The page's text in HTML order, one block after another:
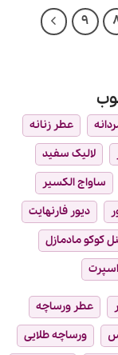
است.
9
عطر زنانه
لالیک سفید
ساواج الکسیر
دیور فارنهایت
کوکو مادمازل
اسپرت
عطر ورساچه
ورساچه طلایی